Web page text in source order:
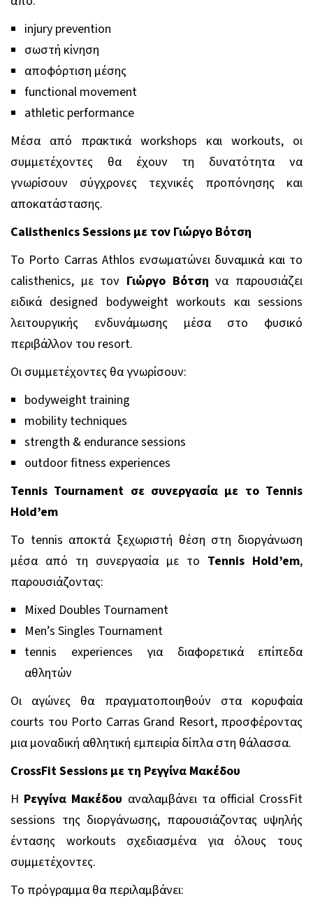
injury prevention
σωστή κίνηση
αποφόρτιση μέσης
functional movement
athletic performance
Μέσα από πρακτικά workshops και workouts, οι
συμμετέχοντες θα έχουν τη δυνατότητα να
γνωρίσουν σύγχρονες τεχνικές προπόνησης και
αποκατάστασης.
Calisthenics Sessions με τον Γιώργο Βότση
Το Porto Carras Athlos ενσωματώνει δυναμικά και το
calisthenics, με τον Γιώργο Βότση να παρουσιάζει
ειδικά designed bodyweight workouts και sessions
λειτουργικής ενδυνάμωσης μέσα στο φυσικό
περιβάλλον του resort.
Οι συμμετέχοντες θα γνωρίσουν:
bodyweight training
mobility techniques
strength & endurance sessions
outdoor fitness experiences
Tennis Tournament σε συνεργασία με το Tennis
Hold’em
Το tennis αποκτά ξεχωριστή θέση στη διοργάνωση
μέσα από τη συνεργασία με το Tennis Hold’em,
παρουσιάζοντας:
Mixed Doubles Tournament
Men’s Singles Tournament
tennis experiences για διαφορετικά επίπεδα
αθλητών
Οι αγώνες θα πραγματοποιηθούν στα κορυφαία
courts του Porto Carras Grand Resort, προσφέροντας
μια μοναδική αθλητική εμπειρία δίπλα στη θάλασσα.
CrossFit Sessions με τη Ρεγγίνα Μακέδου
Η Ρεγγίνα Μακέδου αναλαμβάνει τα official CrossFit
sessions της διοργάνωσης, παρουσιάζοντας υψηλής
έντασης workouts σχεδιασμένα για όλους τους
συμμετέχοντες.
Το πρόγραμμα θα περιλαμβάνει: